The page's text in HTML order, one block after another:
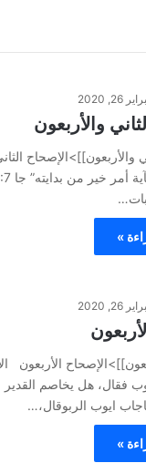
26, 2020
والأربعون
والأربعون]]>الإصحاح
»
26, 2020
فقال، هل يخاصم القدير
ايوب الربوقال،…
»